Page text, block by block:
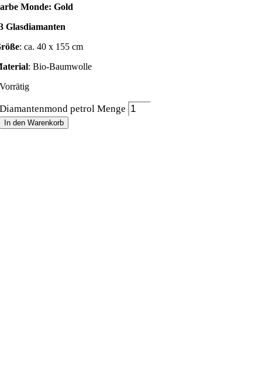
Monde: Gold
Glasdiamanten
: ca. 40 x 155 cm
: Bio-Baumwolle
Vorrätig
Diamantenmond petrol Menge
In den Warenkorb